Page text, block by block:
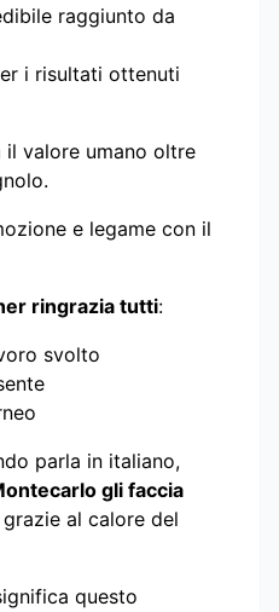
raggiunto da
i risultati ottenuti
il valore umano oltre
e legame con il
ringrazia tutti:
svolto
parla in italiano,
gli faccia
grazie al calore del
questo